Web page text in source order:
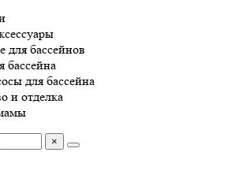
для бассейнов
бассейна
для бассейна
и отделка
×